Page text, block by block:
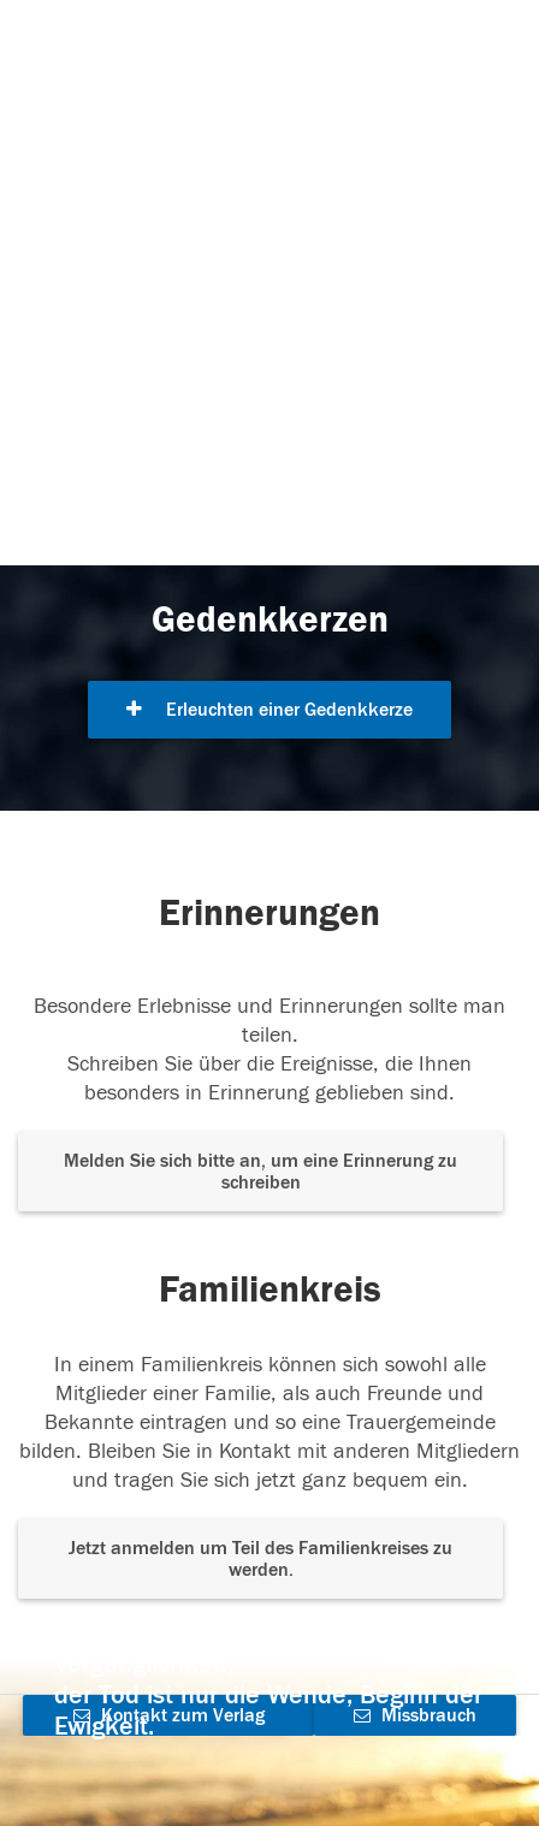
Gedenkkerzen
Erleuchten einer Gedenkkerze
Erinnerungen
Besondere Erlebnisse und Erinnerungen sollte man
teilen.
Schreiben Sie über die Ereignisse, die Ihnen
besonders in Erinnerung geblieben sind.
Melden Sie sich bitte an, um eine Erinnerung zu
schreiben
Familienkreis
In einem Familienkreis können sich sowohl alle
Mitglieder einer Familie, als auch Freunde und
Bekannte eintragen und so eine Trauergemeinde
bilden. Bleiben Sie in Kontakt mit anderen Mitgliedern
und tragen Sie sich jetzt ganz bequem ein.
Jetzt anmelden um Teil des Familienkreises zu
werden.
der Tod ist nur die Wende, Beginn der
Ewigkeit.
Kontakt zum Verlag
aufnehmen
Missbrauch